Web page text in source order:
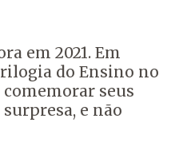
em 2021. Em
do Ensino no
seus
e não